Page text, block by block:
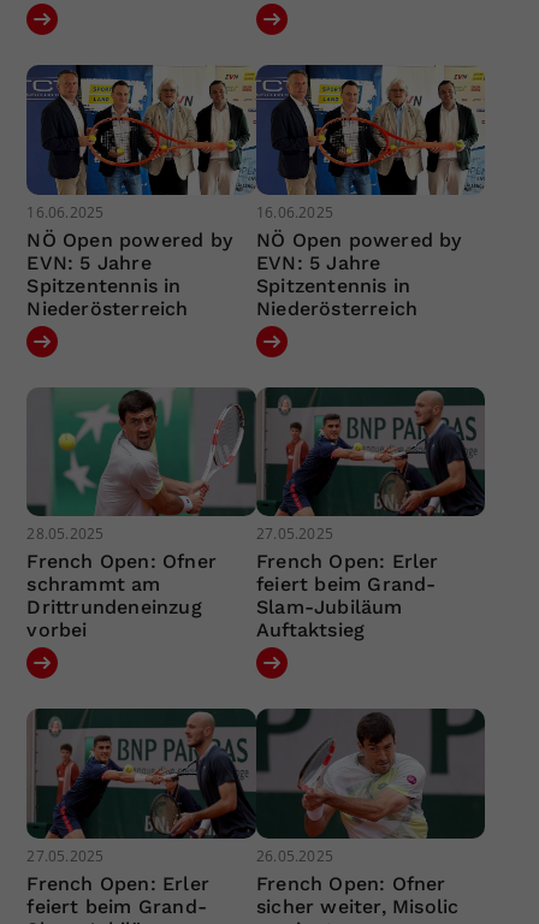
16.06.2025
NÖ Open powered by
EVN: 5 Jahre
Spitzentennis in
Niederösterreich
16.06.2025
NÖ Open powered by
EVN: 5 Jahre
Spitzentennis in
Niederösterreich
28.05.2025
French Open: Ofner
schrammt am
Drittrundeneinzug
vorbei
27.05.2025
French Open: Erler
feiert beim Grand-
Slam-Jubiläum
Auftaktsieg
27.05.2025
French Open: Erler
feiert beim Grand-
26.05.2025
French Open: Ofner
sicher weiter, Misolic